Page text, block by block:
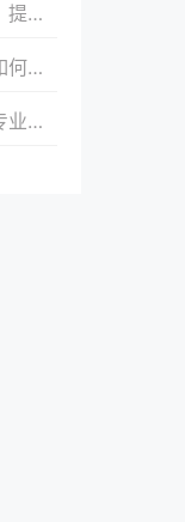
力
率
成长壮大